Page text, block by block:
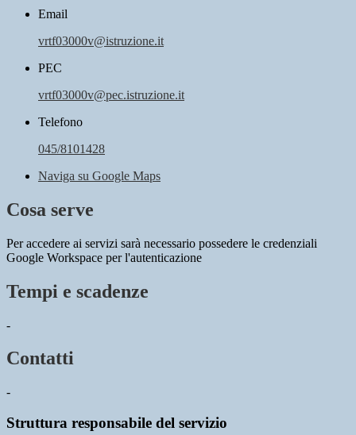
Email
vrtf03000v@istruzione.it
PEC
vrtf03000v@pec.istruzione.it
Telefono
045/8101428
Naviga su Google Maps
Cosa serve
Per accedere ai servizi sarà necessario possedere le credenziali
Google Workspace per l'autenticazione
Tempi e scadenze
-
Contatti
-
Struttura responsabile del servizio